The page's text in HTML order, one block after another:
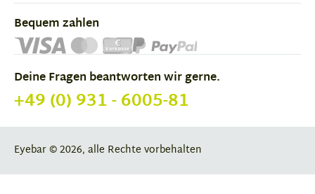
Bequem zahlen
Deine Fragen beantworten wir gerne.
+49 (0) 931 - 6005-81
Eyebar © 2026, alle Rechte vorbehalten